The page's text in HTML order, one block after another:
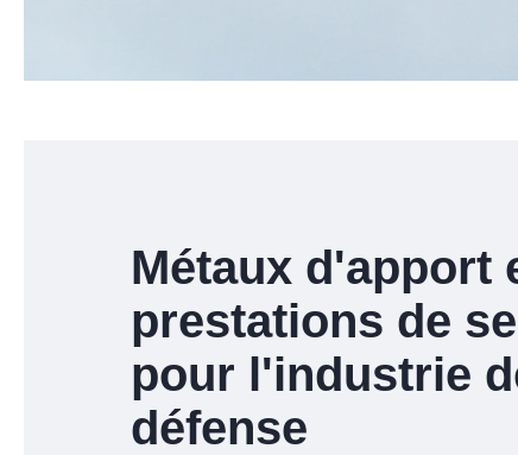
Métaux d'apport
prestations de
pour l'industrie
défense